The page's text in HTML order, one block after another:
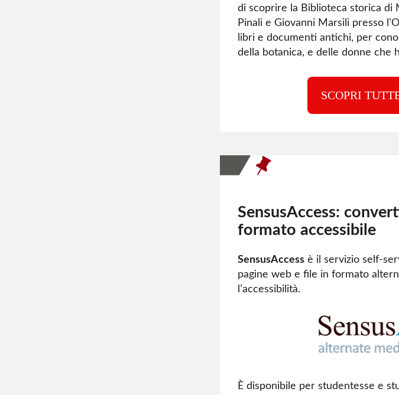
di scoprire la Biblioteca storica di
Pinali e Giovanni Marsili presso
libri e documenti antichi, per
della botanica, e delle donne che
SCOPRI
SensusAccess:
formato accessibile
SensusAccess è il servizio self-
pagine web e file in formato
l’accessibilità.
È disponibile per studentesse e